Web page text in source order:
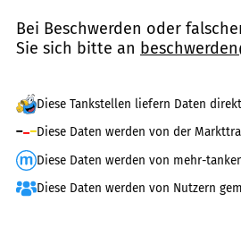
Bei Beschwerden oder
Sie sich bitte an
Diese Tankstellen liefern Daten
Diese Daten werden von der
Diese Daten werden von mehr-
Diese Daten werden von Nutzern